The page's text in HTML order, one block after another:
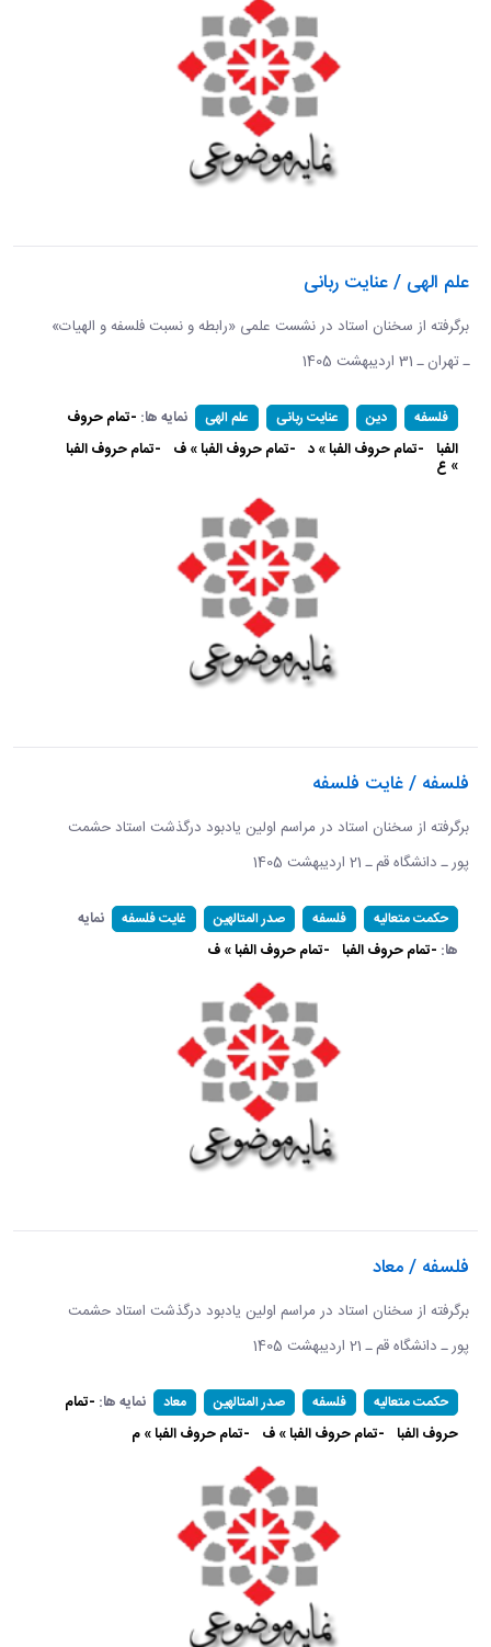
علم الهی / عنایت ربانی
برگرفته از سخنان استاد در نشست علمی «رابطه و نسبت فلسفه و الهیات»
ـ تهران ـ 31 اردیبهشت 1405
فلسفه دین عنایت ربانی علم الهی نمایه ها: -تمام حروف
الفبا -تمام حروف الفبا » د -تمام حروف الفبا » ف -تمام حروف الفبا
» ع
فلسفه / غایت فلسفه
برگرفته از سخنان استاد در مراسم اولین یادبود درگذشت استاد حشمت
پور ـ دانشگاه قم ـ 21 اردیبهشت 1405 ​​​​​​​
حکمت متعالیه فلسفه صدر المتالهین غایت فلسفه
نمایه
ها: -تمام حروف الفبا -تمام حروف الفبا » ف
فلسفه / معاد
برگرفته از سخنان استاد در مراسم اولین یادبود درگذشت استاد حشمت
پور ـ دانشگاه قم ـ 21 اردیبهشت 1405 ​​​​​​​
حکمت متعالیه فلسفه صدر المتالهین معاد نمایه ها: -تمام
حروف الفبا -تمام حروف الفبا » ف -تمام حروف الفبا » م